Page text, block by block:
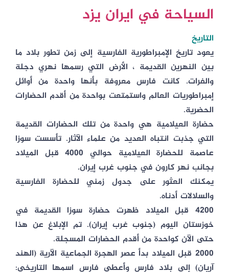
السياحة في ايران يزد
التاريخ
يعود تاريخ الإمبراطورية الفارسية إلى زمن تطور بلاد ما
بين النهرين القديمة ، الأرض التي رسمها نهري دجلة
والفرات. كانت فارس معروفة بأنها واحدة من أوائل
إمبراطوريات العالم واستمتعت بواحدة من أقدم الحضارات
الحضرية.
حضارة العيلامية هي واحدة من تلك الحضارات القديمة
التي جذبت انتباه العديد من علماء الآثار. تأسست سوزا
عاصمة للحضارة العيلامية حوالي 4000 قبل الميلاد
بجانب نهر كارون في جنوب غرب إيران.
يمكنك العثور على جدول زمني للحضارة الفارسية
والسلالات أدناه.
4200 قبل الميلاد ظهرت حضارة سوزا القديمة في
خوزستان اليوم (جنوب غرب إيران). تم الإبلاغ عن هذا
حتى الآن كواحدة من أقدم الحضارات المسجلة.
2000 قبل الميلاد بدأ عصر الهجرة الجماعية الآرية (الهند
آريان) إلى بلاد فارس وأعطى فارس اسمها التاريخي: